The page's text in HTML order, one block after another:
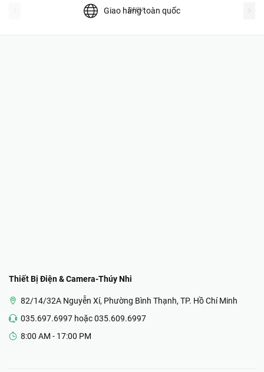
Giao hàng toàn quốc
prev
Thiết Bị Điện & Camera-Thúy Nhi
82/14/32A Nguyễn Xí, Phường Bình Thạnh, TP. Hồ Chí Minh
035.697.6997 hoặc 035.609.6997
8:00 AM - 17:00 PM